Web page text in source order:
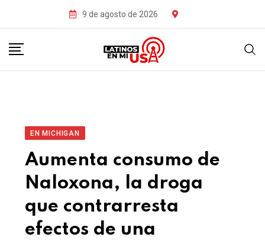
9 de agosto de 2026
EN MICHIGAN
Aumenta consumo de
Naloxona, la droga
que contrarresta
efectos de una